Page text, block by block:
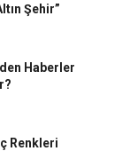
Şehir”
Haberler
Renkleri